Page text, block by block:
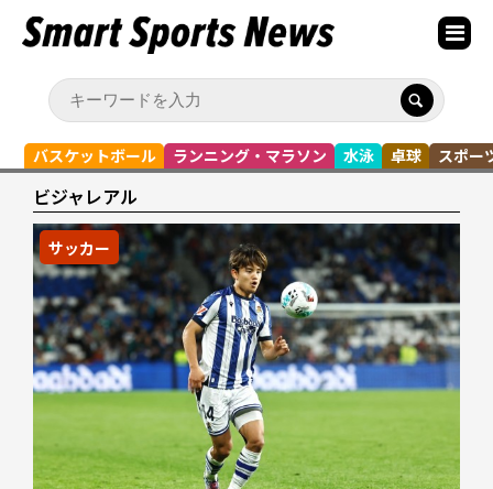
バスケットボール ランニング・マラソン 水泳 卓球 スポー
ビジャレアル
サッカー